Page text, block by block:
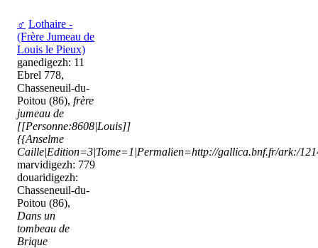
♂ Lothaire -
(Frère Jumeau de
Louis le Pieux)
ganedigezh: 11
Ebrel 778,
Chasseneuil-du-
Poitou (86), frère
jumeau de
[[Personne:8608|Louis]]
{{Anselme
Caille|Edition=3|Tome=1|Permalien=http://gallica.bnf.fr/ark:/
marvidigezh: 779
douaridigezh:
Chasseneuil-du-
Poitou (86),
Dans un
tombeau de
Brique